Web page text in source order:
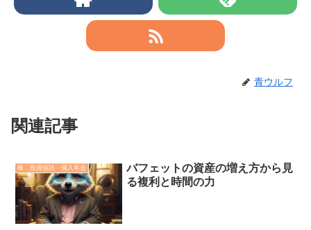
青ウルフ
関連記事
株 投資信託 個人年金
バフェットの資産の増え方から見
る複利と時間の力